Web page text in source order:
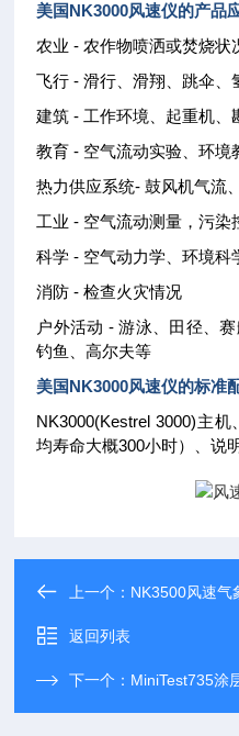
美国NK3000风速仪的产品
农业 - 农作物喷洒或焚烧状
飞行 - 滑行、滑翔、跳伞、
建筑 - 工作环境、起重机、
教育 - 空气流动实验、环境
热力供应系统- 鼓风机气流
工业 - 空气流动测量，污染
科学 - 空气动力学、环境科
消防 - 检查火灾情况
户外活动 - 游泳、田径、
钓鱼、高尔夫等
美国NK3000风速仪的标准
NK3000(Kestrel 3000)主
均寿命大概300小时）、说
上一个： NK3500风速气
返回列表
下一个： MiniTest735涂